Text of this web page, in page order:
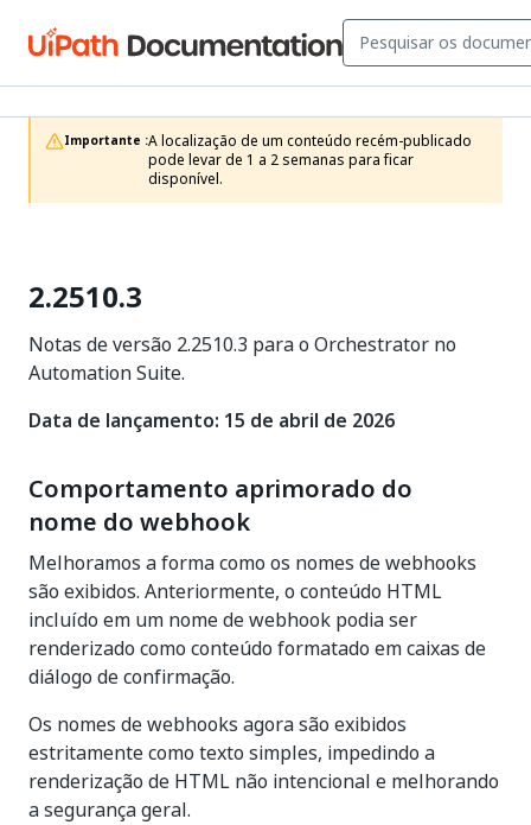
Importante :A localização de um conteúdo recém-publicado
pode levar de 1 a 2 semanas para ficar
disponível.
2.2510.3
Notas de versão 2.2510.3 para o Orchestrator no
Automation Suite.
Data de lançamento: 15 de abril de 2026
Comportamento aprimorado do
nome do webhook
Melhoramos a forma como os nomes de webhooks
são exibidos. Anteriormente, o conteúdo HTML
incluído em um nome de webhook podia ser
renderizado como conteúdo formatado em caixas de
diálogo de confirmação.
Os nomes de webhooks agora são exibidos
estritamente como texto simples, impedindo a
renderização de HTML não intencional e melhorando
a segurança geral.